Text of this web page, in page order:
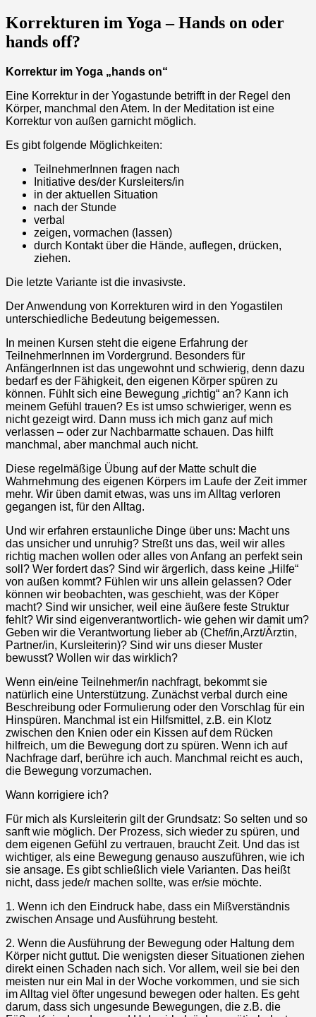
Korrekturen im Yoga – Hands on oder
hands off?
Korrektur im Yoga „hands on“
Eine Korrektur in der Yogastunde betrifft in der Regel den
Körper, manchmal den Atem. In der Meditation ist eine
Korrektur von außen garnicht möglich.
Es gibt folgende Möglichkeiten:
TeilnehmerInnen fragen nach
Initiative des/der Kursleiters/in
in der aktuellen Situation
nach der Stunde
verbal
zeigen, vormachen (lassen)
durch Kontakt über die Hände, auflegen, drücken,
ziehen.
Die letzte Variante ist die invasivste.
Der Anwendung von Korrekturen wird in den Yogastilen
unterschiedliche Bedeutung beigemessen.
In meinen Kursen steht die eigene Erfahrung der
TeilnehmerInnen im Vordergrund. Besonders für
AnfängerInnen ist das ungewohnt und schwierig, denn dazu
bedarf es der Fähigkeit, den eigenen Körper spüren zu
können. Fühlt sich eine Bewegung „richtig“ an? Kann ich
meinem Gefühl trauen? Es ist umso schwieriger, wenn es
nicht gezeigt wird. Dann muss ich mich ganz auf mich
verlassen – oder zur Nachbarmatte schauen. Das hilft
manchmal, aber manchmal auch nicht.
Diese regelmäßige Übung auf der Matte schult die
Wahrnehmung des eigenen Körpers im Laufe der Zeit immer
mehr. Wir üben damit etwas, was uns im Alltag verloren
gegangen ist, für den Alltag.
Und wir erfahren erstaunliche Dinge über uns: Macht uns
das unsicher und unruhig? Streßt uns das, weil wir alles
richtig machen wollen oder alles von Anfang an perfekt sein
soll? Wer fordert das? Sind wir ärgerlich, dass keine „Hilfe“
von außen kommt? Fühlen wir uns allein gelassen? Oder
können wir beobachten, was geschieht, was der Köper
macht? Sind wir unsicher, weil eine äußere feste Struktur
fehlt? Wir sind eigenverantwortlich- wie gehen wir damit um?
Geben wir die Verantwortung lieber ab (Chef/in,Arzt/Ärztin,
Partner/in, Kursleiterin)? Sind wir uns dieser Muster
bewusst? Wollen wir das wirklich?
Wenn ein/eine Teilnehmer/in nachfragt, bekommt sie
natürlich eine Unterstützung. Zunächst verbal durch eine
Beschreibung oder Formulierung oder den Vorschlag für ein
Hinspüren. Manchmal ist ein Hilfsmittel, z.B. ein Klotz
zwischen den Knien oder ein Kissen auf dem Rücken
hilfreich, um die Bewegung dort zu spüren. Wenn ich auf
Nachfrage darf, berühre ich auch. Manchmal reicht es auch,
die Bewegung vorzumachen.
Wann korrigiere ich?
Für mich als Kursleiterin gilt der Grundsatz: So selten und so
sanft wie möglich. Der Prozess, sich wieder zu spüren, und
dem eigenen Gefühl zu vertrauen, braucht Zeit. Und das ist
wichtiger, als eine Bewegung genauso auszuführen, wie ich
sie ansage. Es gibt schließlich viele Varianten. Das heißt
nicht, dass jede/r machen sollte, was er/sie möchte.
1. Wenn ich den Eindruck habe, dass ein Mißverständnis
zwischen Ansage und Ausführung besteht.
2. Wenn die Ausführung der Bewegung oder Haltung dem
Körper nicht guttut. Die wenigsten dieser Situationen ziehen
direkt einen Schaden nach sich. Vor allem, weil sie bei den
meisten nur ein Mal in der Woche vorkommen, und sie sich
im Alltag viel öfter ungesund bewegen oder halten. Es geht
darum, dass sich ungesunde Bewegungen, die z.B. die